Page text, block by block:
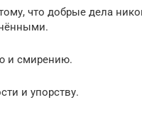
что добрые дела
и смирению.
и упорству.